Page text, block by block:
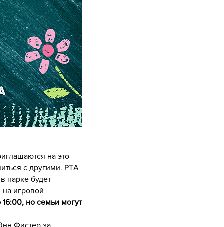
на это
с другими. PTA
парке будет
на игровой
16:00, но семьи могут
Фистер за